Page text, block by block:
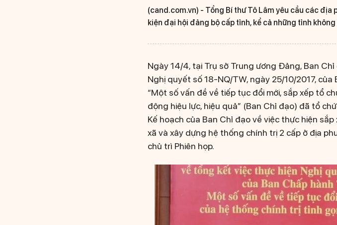
(cand.com.vn) - Tổng Bí thư Tô Lâm yêu cầu các
kiện đại hội đảng bộ cấp tỉnh, kể cả những tỉnh
Ngày 14/4, tại Trụ sở Trung ương Đảng, Ban
Nghị quyết số 18-NQ/TW, ngày 25/10/2017,
“Một số vấn đề về tiếp tục đổi mới, sắp xếp tổ
động hiệu lực, hiệu quả” (Ban Chỉ đạo) đã tổ
Kế hoạch của Ban Chỉ đạo về việc thực hiện
xã và xây dựng hệ thống chính trị 2 cấp ở địa
chủ trì Phiên họp.